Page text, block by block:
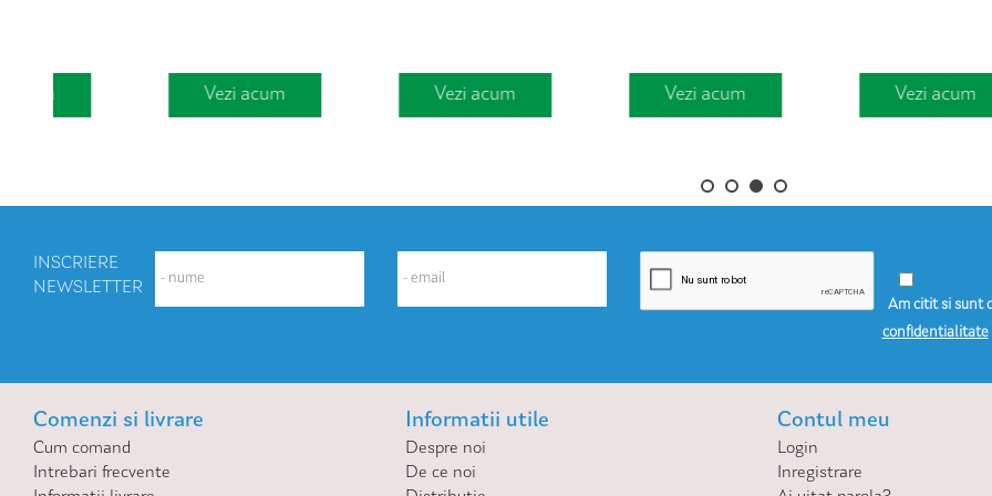
Vezi acum Vezi acum Vezi acum Vezi acum
INSCRIERE
NEWSLETTER
Am citit si sunt
confidentialitate
Comenzi si livrare
Cum comand
Intrebari frecvente
Informatii utile
Despre noi
De ce noi
Contul meu
Login
Inregistrare